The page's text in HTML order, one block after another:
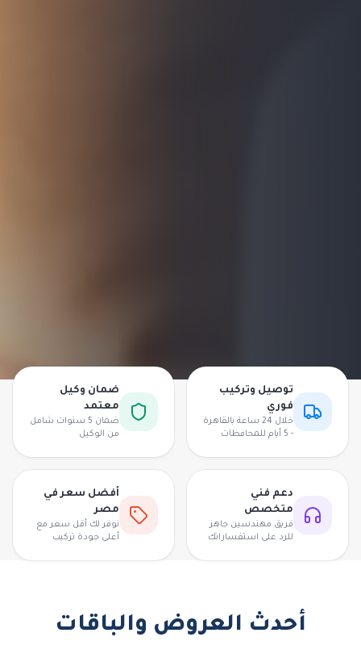
توصيل وتركيب
فوري
خلال 24 ساعة بالقاهرة
- 5 أيام للمحافظات
ضمان وكيل
معتمد
ضمان 5 سنوات شامل
من الوكيل
دعم فني
متخصص
فريق مهندسين جاهز
للرد على استفساراتك
أفضل سعر في
مصر
نوفر لك أقل سعر مع
أعلى جودة تركيب
أحدث العروض والباقات